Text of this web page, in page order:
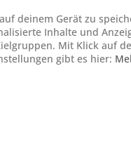
deinem Gerät zu
Inhalte und
Mit Klick auf
gibt es hier: